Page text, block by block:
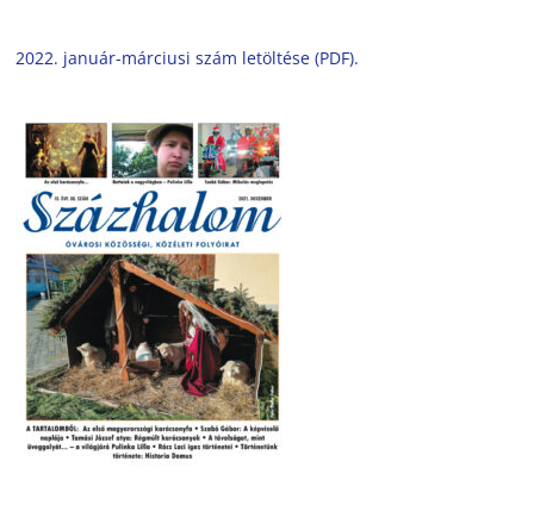
2022. január-márciusi szám letöltése (PDF).